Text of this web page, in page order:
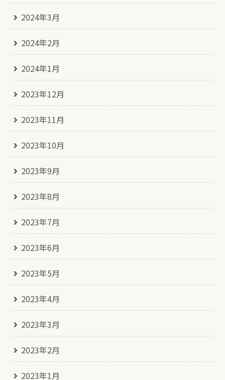
2024年3月
2024年2月
2024年1月
2023年12月
2023年11月
2023年10月
2023年9月
2023年8月
2023年7月
2023年6月
2023年5月
2023年4月
2023年3月
2023年2月
2023年1月